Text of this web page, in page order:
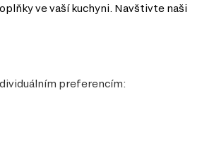
ve vaší kuchyni. Navštivte naši
preferencím: